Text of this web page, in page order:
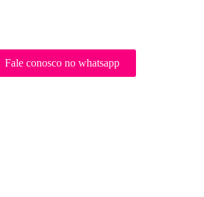
Fale conosco no whatsapp